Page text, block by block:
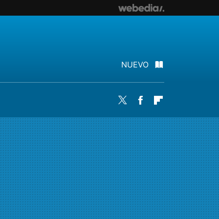
NUEVO
Twitter Facebook